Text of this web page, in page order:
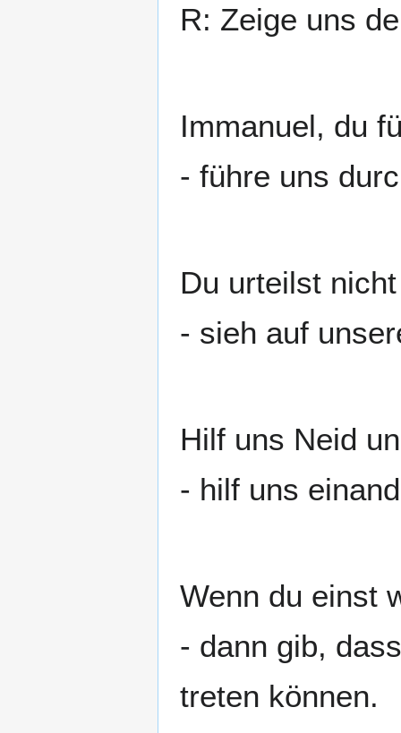
R: Zeige uns
Immanuel, du
- führe uns
Du urteilst
- sieh auf
Hilf uns Neid
- hilf uns
Wenn du einst
- dann gib,
treten können.